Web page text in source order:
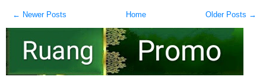
← Newer Posts Older Posts →
Home